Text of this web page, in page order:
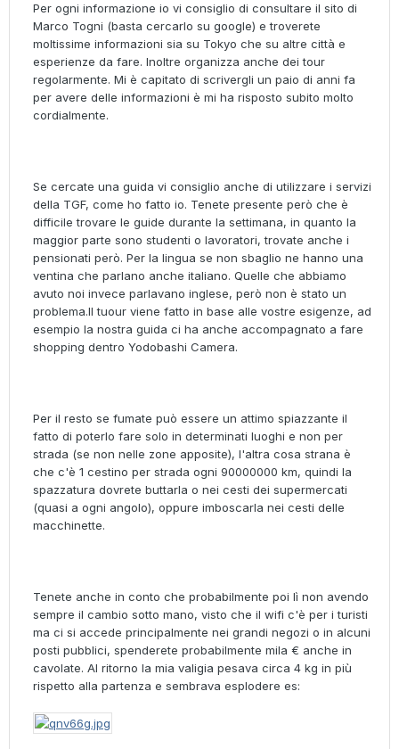
Per ogni informazione io vi consiglio di consultare il sito di
Marco Togni (basta cercarlo su google) e troverete
moltissime informazioni sia su Tokyo che su altre città e
esperienze da fare. Inoltre organizza anche dei tour
regolarmente. Mi è capitato di scrivergli un paio di anni fa
per avere delle informazioni è mi ha risposto subito molto
cordialmente.
Se cercate una guida vi consiglio anche di utilizzare i servizi
della TGF, come ho fatto io. Tenete presente però che è
difficile trovare le guide durante la settimana, in quanto la
maggior parte sono studenti o lavoratori, trovate anche i
pensionati però. Per la lingua se non sbaglio ne hanno una
ventina che parlano anche italiano. Quelle che abbiamo
avuto noi invece parlavano inglese, però non è stato un
problema.Il tuour viene fatto in base alle vostre esigenze, ad
esempio la nostra guida ci ha anche accompagnato a fare
shopping dentro Yodobashi Camera.
Per il resto se fumate può essere un attimo spiazzante il
fatto di poterlo fare solo in determinati luoghi e non per
strada (se non nelle zone apposite), l'altra cosa strana è
che c'è 1 cestino per strada ogni 90000000 km, quindi la
spazzatura dovrete buttarla o nei cesti dei supermercati
(quasi a ogni angolo), oppure imboscarla nei cesti delle
macchinette.
Tenete anche in conto che probabilmente poi lì non avendo
sempre il cambio sotto mano, visto che il wifi c'è per i turisti
ma ci si accede principalmente nei grandi negozi o in alcuni
posti pubblici, spenderete probabilmente mila € anche in
cavolate. Al ritorno la mia valigia pesava circa 4 kg in più
rispetto alla partenza e sembrava esplodere es: